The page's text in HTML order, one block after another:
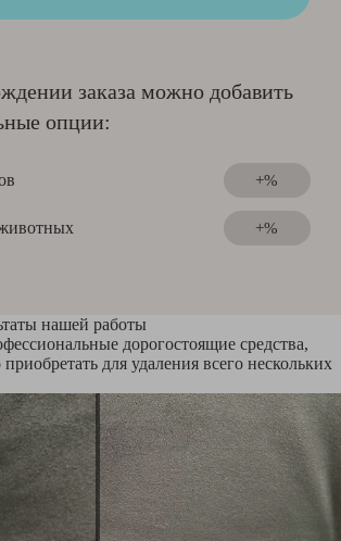
заказа можно добавить
опции:
+%
+%
нашей работы
дорогостоящие средства,
для удаления всего нескольких